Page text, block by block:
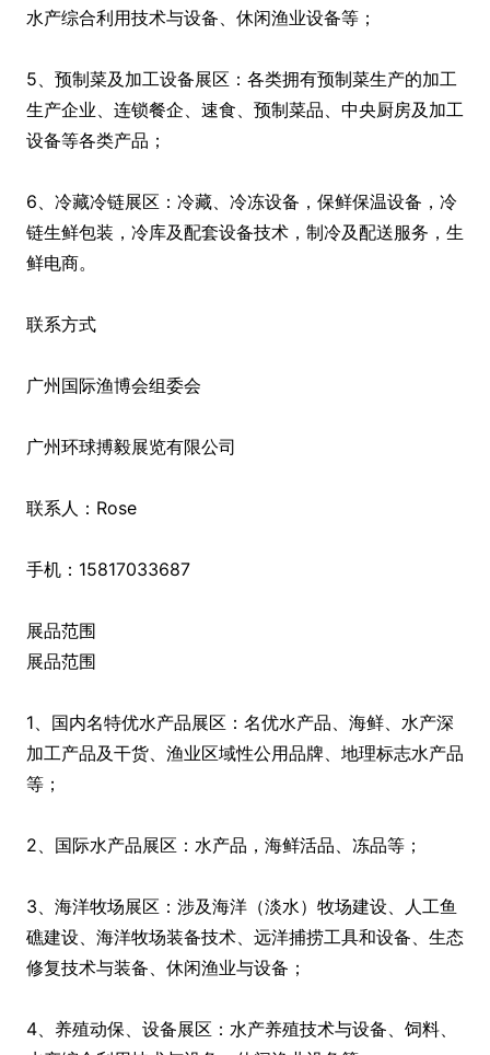
水产综合利用技术与设备、休闲渔业设备等；
5、预制菜及加工设备展区：各类拥有预制菜生产的加工
生产企业、连锁餐企、速食、预制菜品、中央厨房及加工
设备等各类产品；
6、冷藏冷链展区：冷藏、冷冻设备，保鲜保温设备，冷
链生鲜包装，冷库及配套设备技术，制冷及配送服务，生
鲜电商。
联系方式
广州国际渔博会组委会
广州环球搏毅展览有限公司
联系人：Rose
手机：15817033687
展品范围
展品范围
1、国内名特优水产品展区：名优水产品、海鲜、水产深
加工产品及干货、渔业区域性公用品牌、地理标志水产品
等；
2、国际水产品展区：水产品，海鲜活品、冻品等；
3、海洋牧场展区：涉及海洋（淡水）牧场建设、人工鱼
礁建设、海洋牧场装备技术、远洋捕捞工具和设备、生态
修复技术与装备、休闲渔业与设备；
4、养殖动保、设备展区：水产养殖技术与设备、饲料、